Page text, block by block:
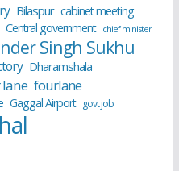
Bilaspur cabinet meeting
Central government chief minister
Singh Sukhu
Dharamshala
fourlane
Gaggal Airport govt job